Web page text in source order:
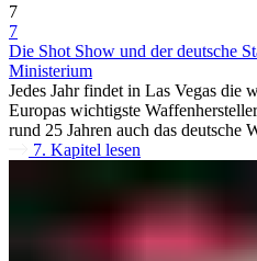
7
7
Die Shot Show und der deutsche
Ministerium
Jedes Jahr findet in Las Vegas die
Europas wichtigste
rund 25 Jahren auch das deutsche
7. Kapitel lesen